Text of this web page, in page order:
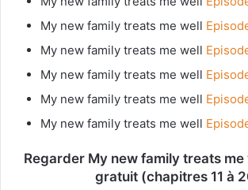
My new family treats me well
My new family treats me well
My new family treats me well
My new family treats me well
My new family treats me well
Regarder My new family treats
gratuit (chapitres 11 à